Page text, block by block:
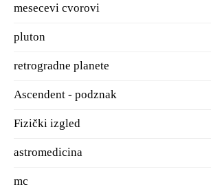
mesecevi cvorovi
pluton
retrogradne planete
Ascendent - podznak
Fizički izgled
astromedicina
mc